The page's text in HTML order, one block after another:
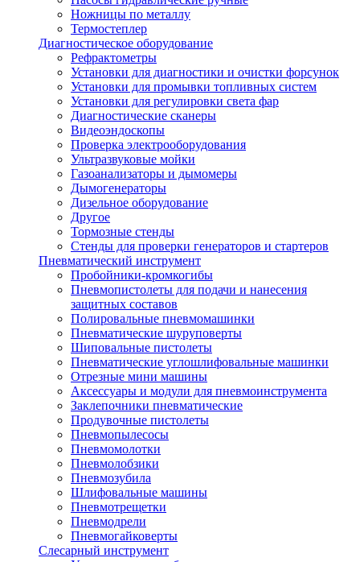
Ножницы по металлу
Термостеплер
Диагностическое оборудование
Рефрактометры
Установки для диагностики и очистки форсунок
Установки для промывки топливных систем
Установки для регулировки света фар
Диагностические сканеры
Видеоэндоскопы
Проверка электрооборудования
Ультразвуковые мойки
Газоанализаторы и дымомеры
Дымогенераторы
Дизельное оборудование
Другое
Тормозные стенды
Стенды для проверки генераторов и стартеров
Пневматический инструмент
Пробойники-кромкогибы
Пневмопистолеты для подачи и нанесения
защитных составов
Полировальные пневмомашинки
Пневматические шуруповерты
Шиповальные пистолеты
Пневматические углошлифовальные машинки
Отрезные мини машины
Аксессуары и модули для пневмоинструмента
Заклепочники пневматические
Продувочные пистолеты
Пневмопылесосы
Пневмомолотки
Пневмолобзики
Пневмозубила
Шлифовальные машины
Пневмотрещетки
Пневмодрели
Пневмогайковерты
Слесарный инструмент